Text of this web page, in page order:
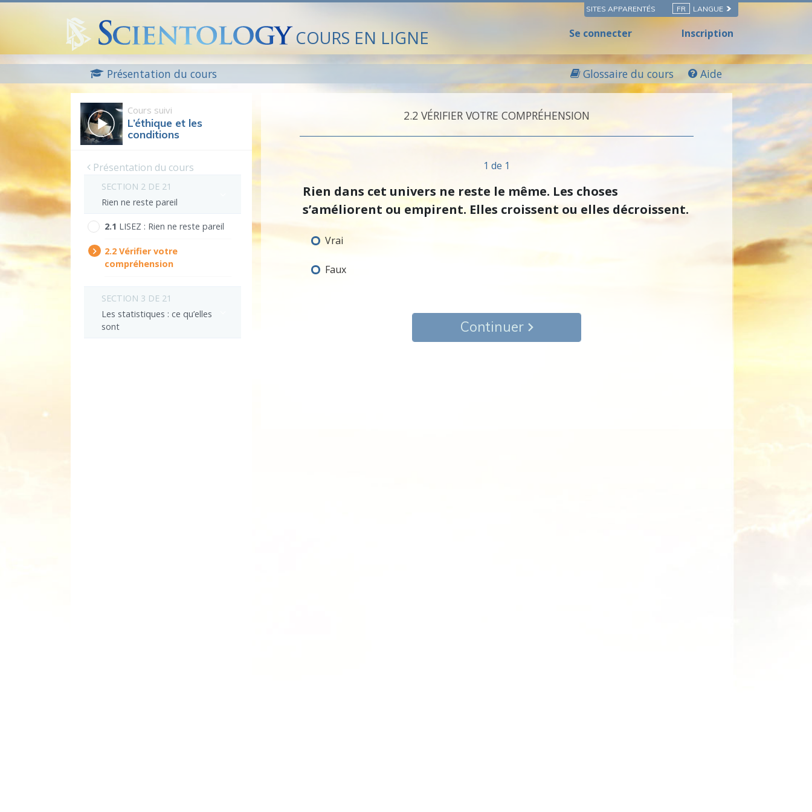
SITES APPARENTÉS FR LANGUE
COURS EN LIGNE Se connecter Inscription
Présentation du cours Glossaire du cours Aide
Cours suivi
L’éthique et les
conditions
Présentation du cours
SECTION 2 DE 21
Rien ne reste pareil
2.‎1 LISEZ : Rien ne reste pareil
2.‎2 Vérifier votre
compréhension
SECTION 3 DE 21
Les statistiques : ce qu’elles
sont
2.‎2 VÉRIFIER VOTRE COMPRÉHENSION
1 de 1
Rien dans cet univers ne reste le même. Les choses
s’améliorent ou empirent. Elles croissent ou elles décroissent.
Vrai
Faux
Continuer